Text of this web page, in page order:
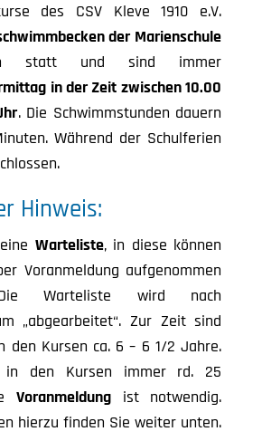
des CSV Kleve 1910 e.V.
der Marienschule
statt und sind immer
in der Zeit zwischen 10.00
. Die Schwimmstunden dauern
Während der Schulferien
Hinweis:
Warteliste, in diese können
Voranmeldung aufgenommen
Warteliste wird nach
„abgearbeitet“. Zur Zeit sind
den Kursen ca. 6 – 6 1/2 Jahre.
in den Kursen immer rd. 25
Voranmeldung ist notwendig.
hierzu finden Sie weiter unten.